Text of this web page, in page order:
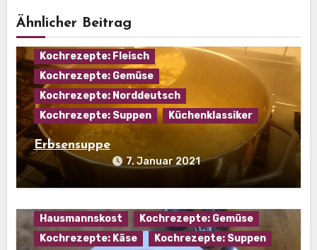
Ähnlicher Beitrag
Eintopf
Hausmannskost
Kochrezepte: Fleisch
Kochrezepte: Gemüse
Kochrezepte: Norddeutsch
Kochrezepte: Suppen
Küchenklassiker
Erbsensuppe
7. Januar 2021
Hausmannskost
Kochrezepte: Gemüse
Kochrezepte: Käse
Kochrezepte: Suppen